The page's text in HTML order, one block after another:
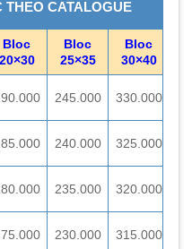
CATALOGUE
Bloc
20×30
Bloc
25×35
Bloc
30×40
245.000 330.000
240.000 325.000
235.000 320.000
230.000 315.000